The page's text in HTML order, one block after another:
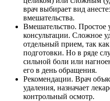
врач выбирает вид
вмешательства.
Вмешательство. Простое
консультации. Сложное
отдельный прием, так
подготовки. Но в ряде
сильной боли или
его в день обращения.
Рекомендации. Врач
удаления, назначает
контрольный осмотр.